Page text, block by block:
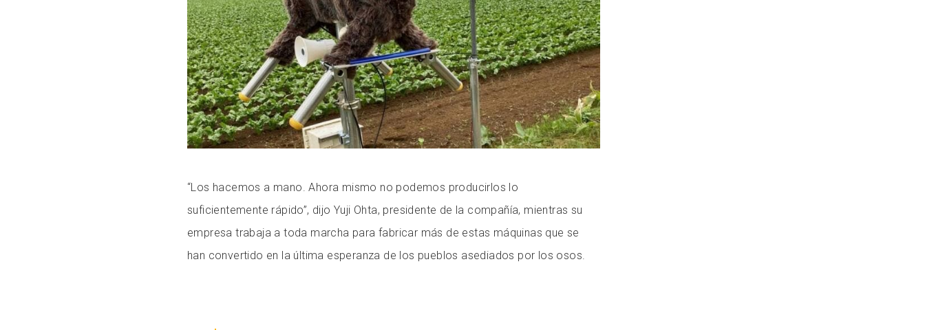
“Los hacemos a mano. Ahora mismo no podemos producirlos lo
suficientemente rápido”, dijo Yuji Ohta, presidente de la compañía, mientras su
empresa trabaja a toda marcha para fabricar más de estas máquinas que se
han convertido en la última esperanza de los pueblos asediados por los osos.